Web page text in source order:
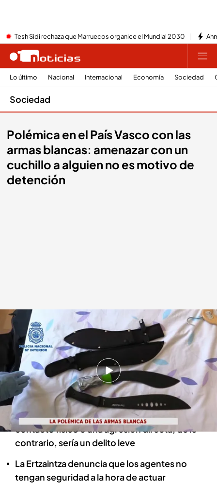
Tesh Sidi rechaza que Marruecos organice el Mundial 2030
Lo último Nacional Internacional Economía Sociedad
Sociedad
Polémica en el País Vasco con las
armas blancas: amenazar con un
cuchillo a alguien no es motivo de
detención
¿Pueden los agentes detener a una persona que porta un arma blanca?
Redacción digital Noticias Cuatro
22 AGO 2024 - 18:48h.
Los agentes de Álava no podrán arrestar a
aquellos que porten un arma blanca en la mano
Solo se podrá intervenir cuando exista un
contacto físico o una agresión directa, de lo
contrario, sería un delito leve
La Ertzaintza denuncia que los agentes no
tengan seguridad a la hora de actuar